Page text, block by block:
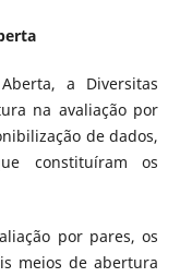
a Diversitas
na avaliação por
de dados,
constituíram os
por pares, os
meios de abertura